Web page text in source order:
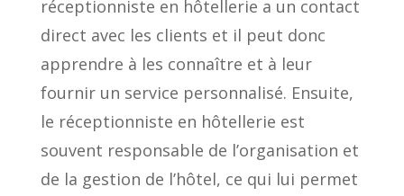
réceptionniste en hôtellerie a un contact
direct avec les clients et il peut donc
apprendre à les connaître et à leur
fournir un service personnalisé. Ensuite,
le réceptionniste en hôtellerie est
souvent responsable de l’organisation et
de la gestion de l’hôtel, ce qui lui permet